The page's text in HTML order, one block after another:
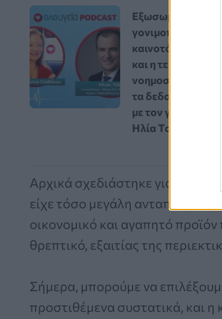
Εξωσωματική
γονιμοποίηση: Οι
καινοτόμες
και η τεχνητή
νοημοσύνη
τα δεδομένα –
με τον
Ηλία Τσάκο
Αρχικά σχεδιάστηκε για άτομα
είχε τόσο μεγάλη ανταπόκριση
οικονομικό και αγαπητό
θρεπτικό, εξαιτίας της
Σήμερα, μπορούμε να
προστιθέμενα συστατικά, και